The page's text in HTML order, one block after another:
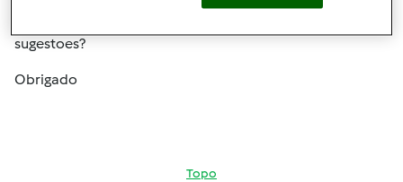
sugestoes?
Obrigado
Topo